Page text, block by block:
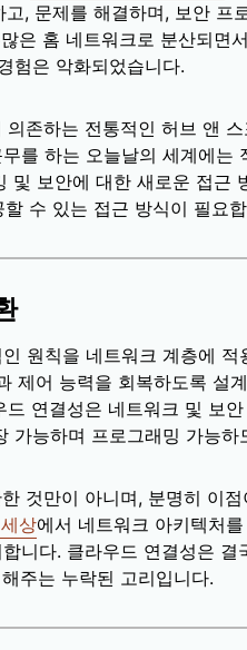
, 문제를 해결하며, 보안 프
은 홈 네트워크로 분산되면
험은 악화되었습니다.
존하는 전통적인 허브 앤
를 하는 오늘날의 세계에는
및 보안에 대한 새로운 접근
수 있는 접근 방식이 필요
원칙을 네트워크 계층에 적
제어 능력을 회복하도록 설
드 연결성은 네트워크 및 보
가능하며 프로그래밍 가능하
것만이 아니며, 분명히 이점
상에서 네트워크 아키텍처
니다. 클라우드 연결성은 결
주는 누락된 고리입니다.